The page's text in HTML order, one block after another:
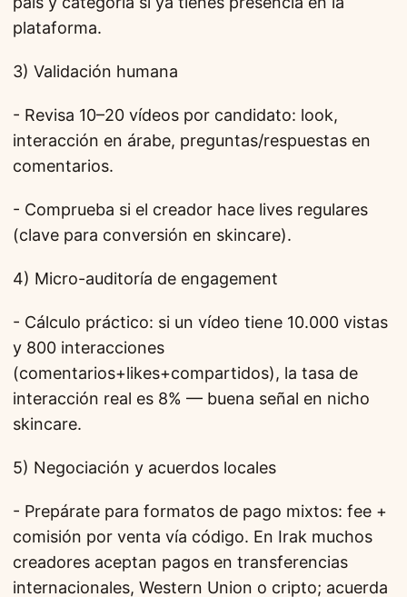
plataforma.
3) Validación humana
- Revisa 10–20 vídeos por candidato: look,
interacción en árabe, preguntas/respuestas en
comentarios.
- Comprueba si el creador hace lives regulares
(clave para conversión en skincare).
4) Micro-auditoría de engagement
- Cálculo práctico: si un vídeo tiene 10.000 vistas
y 800 interacciones
(comentarios+likes+compartidos), la tasa de
interacción real es 8% — buena señal en nicho
skincare.
5) Negociación y acuerdos locales
- Prepárate para formatos de pago mixtos: fee +
comisión por venta vía código. En Irak muchos
creadores aceptan pagos en transferencias
internacionales, Western Union o cripto; acuerda